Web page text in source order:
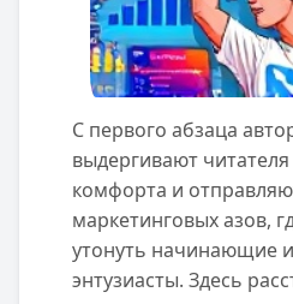
С первого абзаца
выдергивают
комфорта и
маркетинговых азов,
утонуть начинающие
энтузиасты. Здесь